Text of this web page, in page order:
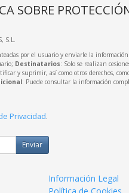
SOBRE
S.L.
por el usuario y enviarle la
Destinatarios: Solo se realizan
y suprimir, así como otros derechos,
: Puede consultar la información
Privacidad.
Enviar
Información Legal